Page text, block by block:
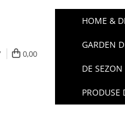
0,00
HOME &
GARDEN
DE SEZON
PRODUSE